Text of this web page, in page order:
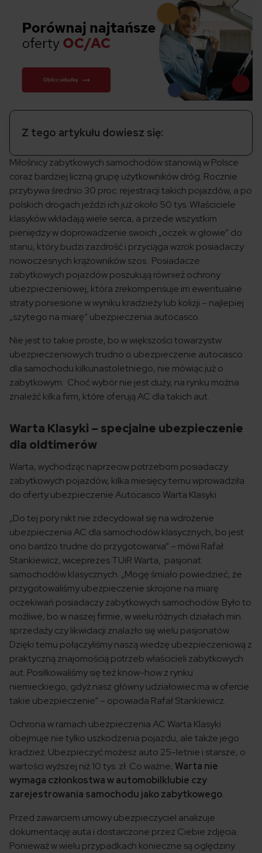
Z tego artykułu dowiesz się:
Miłośnicy zabytkowych samochodów stanowią w Polsce
coraz bardziej liczną grupę użytkowników dróg. Rocznie
przybywa średnio 30 proc. rejestracji takich pojazdów, a po
polskich drogach jeździ ich już około 50 tys. Właściciele
klasyków wkładają wiele serca, a przede wszystkim
pieniędzy w doprowadzenie swoich „oczek w głowie” do
stanu, który budzi zazdrość i przyciąga wzrok posiadaczy
nowoczesnych krążowników szos. Posiadacze
zabytkowych pojazdów poszukują również ochrony
ubezpieczeniowej, która zrekompensuje im ewentualne
straty poniesione w wyniku kradzieży lub kolizji – najlepiej
„szytego na miarę” ubezpieczenia autocasco.
Nie jest to takie proste, bo w większości towarzystw
ubezpieczeniowych trudno o ubezpieczenie autocasco
dla samochodu kilkunastoletniego, nie mówiąc już o
zabytkowym. Choć wybór nie jest duży, na rynku można
znaleźć kilka firm, które oferują AC dla takich aut.
Warta Klasyki – specjalne ubezpieczenie
dla oldtimerów
Warta, wychodząc naprzeciw potrzebom posiadaczy
zabytkowych pojazdów, kilka miesięcy temu wprowadziła
do oferty ubezpieczenie Autocasco Warta Klasyki.
„Do tej pory nikt nie zdecydował się na wdrożenie
ubezpieczenia AC dla samochodów klasycznych, bo jest
ono bardzo trudne do przygotowania” – mówi Rafał
Stankiewicz, wiceprezes TUiR Warta, pasjonat
samochodów klasycznych. „Mogę śmiało powiedzieć, że
przygotowaliśmy ubezpieczenie skrojone na miarę
oczekiwań posiadaczy zabytkowych samochodów. Było to
możliwe, bo w naszej firmie, w wielu różnych działach min.
sprzedaży czy likwidacji znalazło się wielu pasjonatów.
Dzięki temu połączyliśmy naszą wiedzę ubezpieczeniową z
praktyczną znajomością potrzeb właścicieli zabytkowych
aut. Posiłkowaliśmy się też know-how z rynku
niemieckiego, gdyż nasz główny udziałowiec ma w ofercie
takie ubezpieczenie” – opowiada Rafał Stankiewicz.
Ochrona w ramach ubezpieczenia AC Warta Klasyki
obejmuje nie tylko uszkodzenia pojazdu, ale także jego
kradzież. Ubezpieczyć możesz auto 25-letnie i starsze, o
wartości wyższej niż 10 tys. zł. Co ważne, Warta nie
wymaga członkostwa w automobilklubie czy
zarejestrowania samochodu jako zabytkowego.
Przed zawarciem umowy ubezpieczyciel analizuje
dokumentację auta i dostarczone przez Ciebie zdjęcia.
Ponieważ w wielu przypadkach konieczne są oględziny